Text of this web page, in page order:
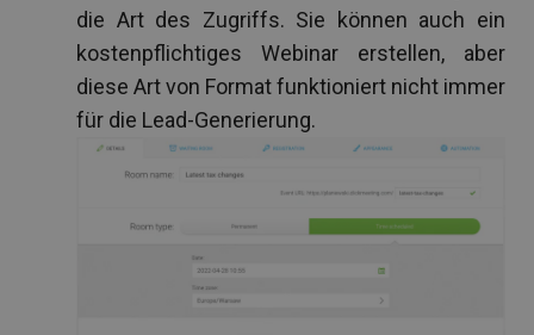
die Art des Zugriffs. Sie können auch ein
kostenpflichtiges Webinar erstellen, aber
diese Art von Format funktioniert nicht immer
für die Lead-Generierung.